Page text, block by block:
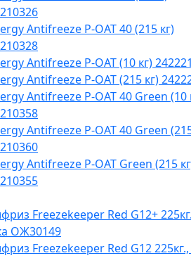
Antifreeze P-OAT 40 (215 кг)
Antifreeze P-OAT (10 кг)
Antifreeze P-OAT (215 кг)
Antifreeze P-OAT 40 Green (10
Antifreeze P-OAT 40 Green
Antifreeze P-OAT Green (215
Freezekeeper Red G12+
ОЖ30149
Freezekeeper Red G12